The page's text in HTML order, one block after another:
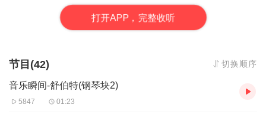
打开APP，完整收听
节目(42) 切换顺序
音乐瞬间-舒伯特(钢琴块2)
5847 01:23